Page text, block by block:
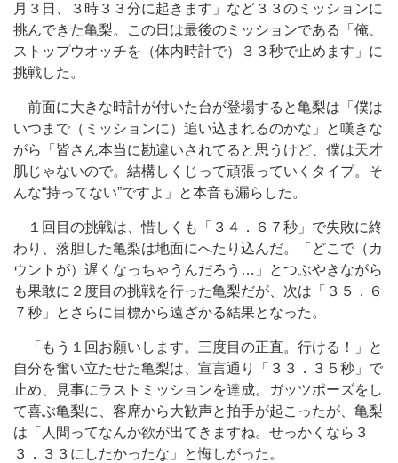
月３日、３時３３分に起きます」など３３のミッションに
挑んできた亀梨。この日は最後のミッションである「俺、
ストップウオッチを（体内時計で）３３秒で止めます」に
挑戦した。
前面に大きな時計が付いた台が登場すると亀梨は「僕は
いつまで（ミッションに）追い込まれるのかな」と嘆きな
がら「皆さん本当に勘違いされてると思うけど、僕は天才
肌じゃないので。結構しくじって頑張っていくタイプ。そ
んな“持ってない”ですよ」と本音も漏らした。
１回目の挑戦は、惜しくも「３４．６７秒」で失敗に終
わり、落胆した亀梨は地面にへたり込んだ。「どこで（カ
ウントが）遅くなっちゃうんだろう…」とつぶやきながら
も果敢に２度目の挑戦を行った亀梨だが、次は「３５．６
７秒」とさらに目標から遠ざかる結果となった。
「もう１回お願いします。三度目の正直。行ける！」と
自分を奮い立たせた亀梨は、宣言通り「３３．３５秒」で
止め、見事にラストミッションを達成。ガッツポーズをし
て喜ぶ亀梨に、客席から大歓声と拍手が起こったが、亀梨
は「人間ってなんか欲が出てきますね。せっかくなら３
３．３３にしたかったな」と悔しがった。